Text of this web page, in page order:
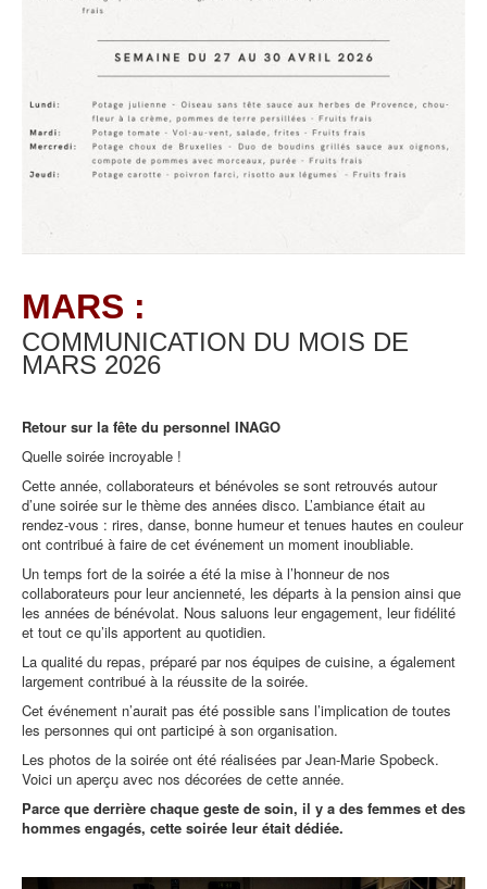
MARS :
COMMUNICATION DU MOIS DE
MARS 2026
Retour sur la fête du personnel INAGO
Quelle soirée incroyable !
Cette année, collaborateurs et bénévoles se sont retrouvés autour
d’une soirée sur le thème des années disco. L’ambiance était au
rendez-vous : rires, danse, bonne humeur et tenues hautes en couleur
ont contribué à faire de cet événement un moment inoubliable.
Un temps fort de la soirée a été la mise à l’honneur de nos
collaborateurs pour leur ancienneté, les départs à la pension ainsi que
les années de bénévolat. Nous saluons leur engagement, leur fidélité
et tout ce qu’ils apportent au quotidien.
La qualité du repas, préparé par nos équipes de cuisine, a également
largement contribué à la réussite de la soirée.
Cet événement n’aurait pas été possible sans l’implication de toutes
les personnes qui ont participé à son organisation.
Les photos de la soirée ont été réalisées par Jean-Marie Spobeck.
Voici un aperçu avec nos décorées de cette année.
Parce que derrière chaque geste de soin, il y a des femmes et des
hommes engagés, cette soirée leur était dédiée.